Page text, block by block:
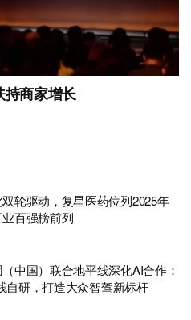
持商家增长
轮驱动，复星医药位列2025年
百强榜前列
中国）联合地平线深化AI合作：
自研，打造大众智驾新标杆